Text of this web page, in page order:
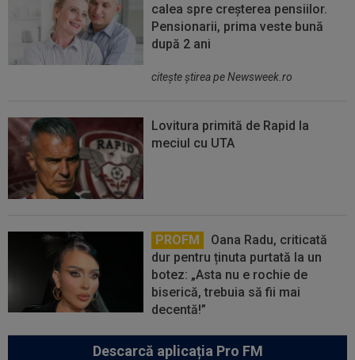
calea spre creșterea pensiilor.
Pensionarii, prima veste bună
după 2 ani
citeşte ştirea pe Newsweek.ro
Lovitura primită de Rapid la
meciul cu UTA
PROFM
Oana Radu, criticată
dur pentru ținuta purtată la un
botez: „Asta nu e rochie de
biserică, trebuia să fii mai
decentă!”
Descarcă aplicația Pro FM